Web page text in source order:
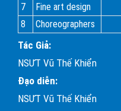
7
Fine art design
8
Choreographers
Tác Giả:
NSƯT Vũ Thế Khiển
Đạo diễn:
NSƯT Vũ Thế Khiển